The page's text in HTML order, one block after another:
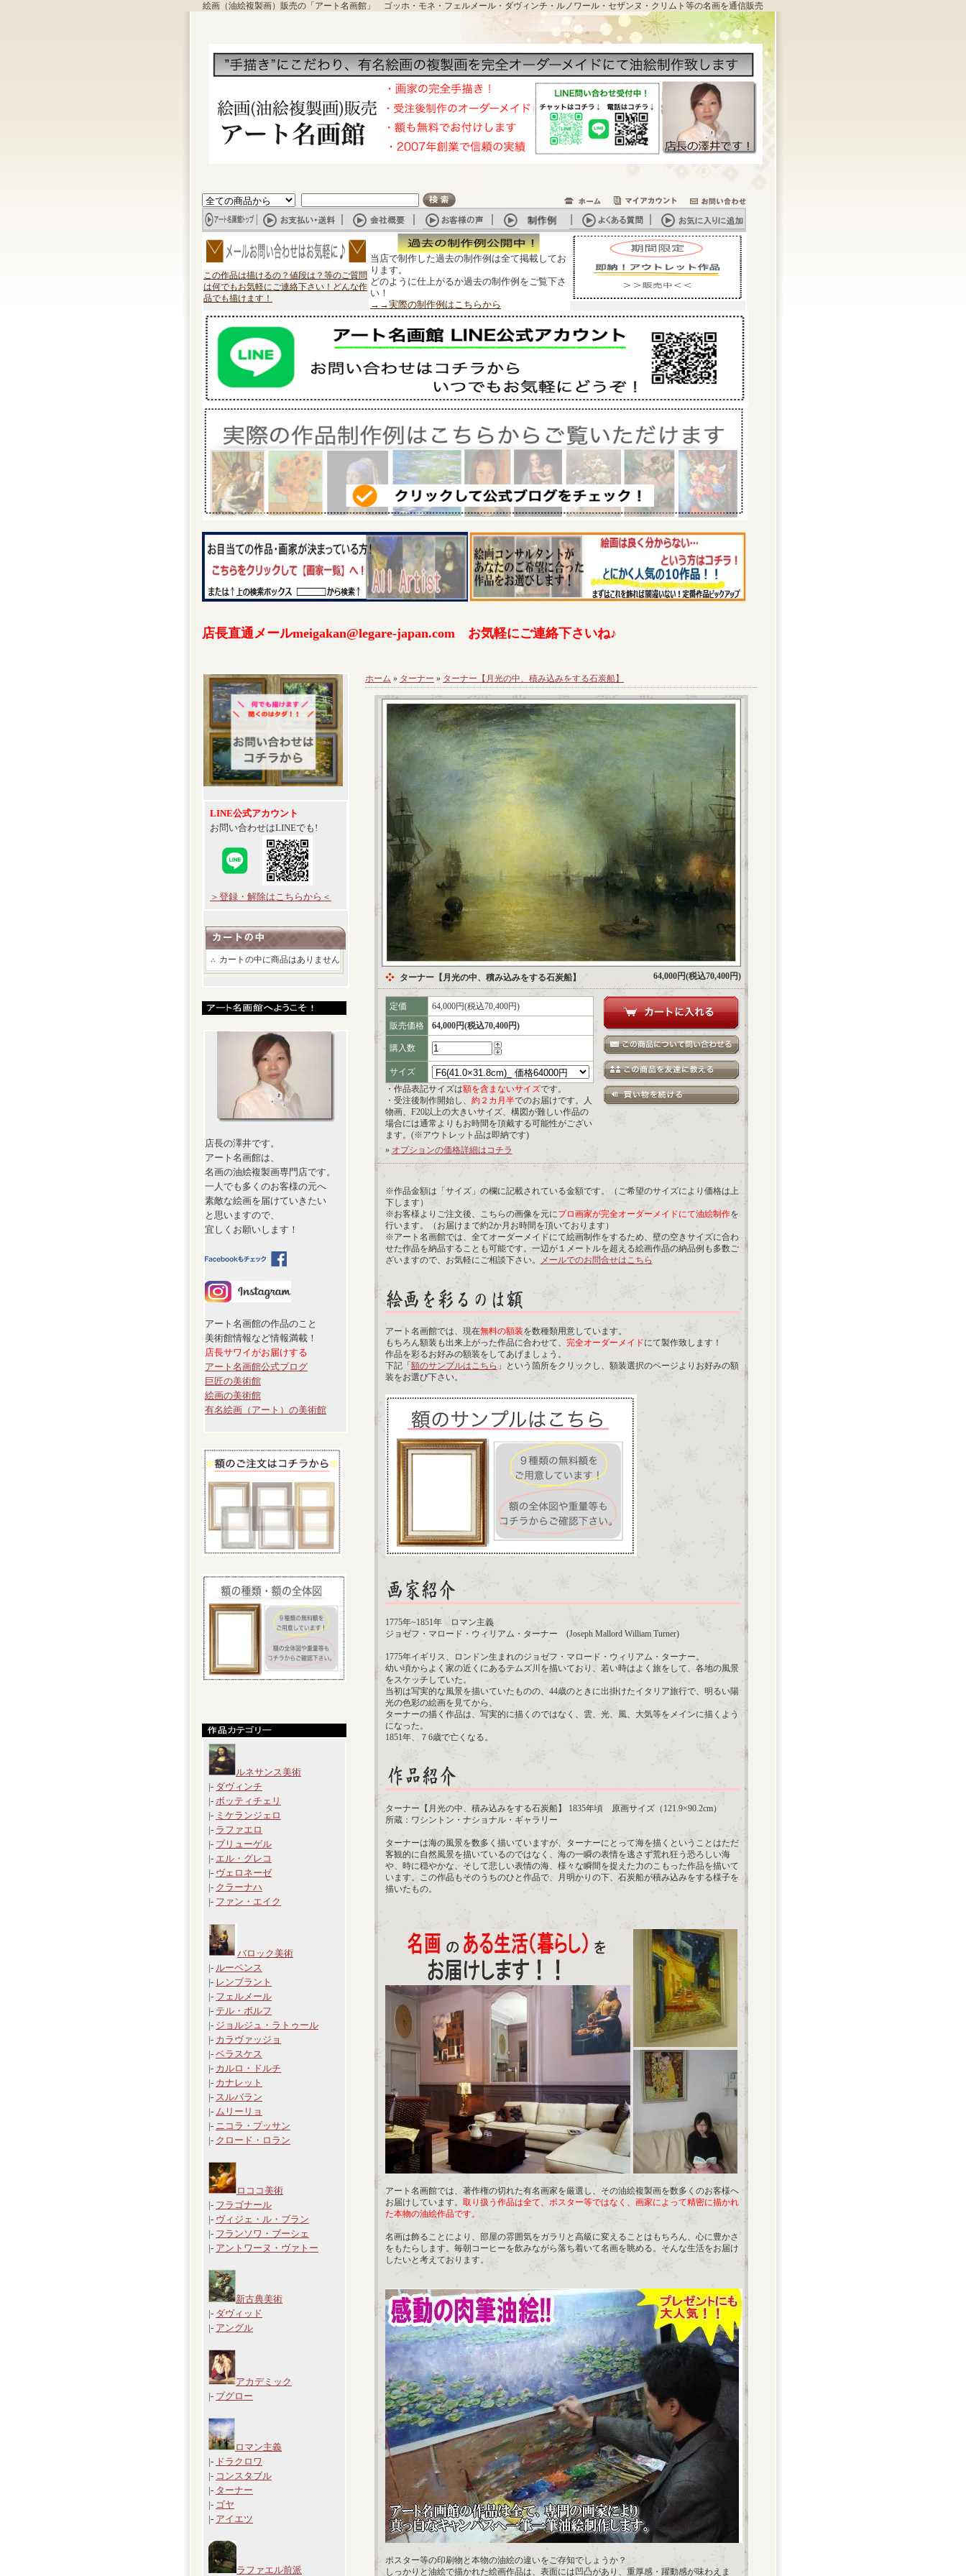
絵画（油絵複製画）販売の「アート名画館」 ゴッホ・モネ・フェルメール・ダヴィンチ・ルノワール・セザンヌ・クリムト等の名画を通信販売
この作品は描けるの？値段は？等のご質問
は何でもお気軽にご連絡下さい！どんな作
品でも描けます！
当店で制作した過去の制作例は全て掲載してお
ります。
どのように仕上がるか過去の制作例をご覧下さ
い！
→→実際の制作例はこちらから
店長直通メールmeigakan@legare-japan.com お気軽にご連絡下さいね♪
LINE公式アカウント
お問い合わせはLINEでも!
＞登録・解除はこちらから＜
カートの中に商品はありません
店長の澤井です。
アート名画館は、
名画の油絵複製画専門店です。
一人でも多くのお客様の元へ
素敵な絵画を届けていきたい
と思いますので、
宜しくお願いします！
アート名画館の作品のこと
美術館情報など情報満載！
店長サワイがお届けする
アート名画館公式ブログ
巨匠の美術館
絵画の美術館
有名絵画（アート）の美術館
ルネサンス美術
|- ダヴィンチ
|- ボッティチェリ
|- ミケランジェロ
|- ラファエロ
|- ブリューゲル
|- エル・グレコ
|- ヴェロネーゼ
|- クラーナハ
|- ファン・エイク
バロック美術
|- ルーベンス
|- レンブラント
|- フェルメール
|- テル・ボルフ
|- ジョルジュ・ラトゥール
|- カラヴァッジョ
|- ベラスケス
|- カルロ・ドルチ
|- カナレット
|- スルバラン
|- ムリーリョ
|- ニコラ・プッサン
|- クロード・ロラン
ロココ美術
|- フラゴナール
|- ヴィジェ・ル・ブラン
|- フランソワ・ブーシェ
|- アントワーヌ・ヴァトー
新古典美術
|- ダヴィッド
|- アングル
アカデミック
|- ブグロー
ロマン主義
|- ドラクロワ
|- コンスタブル
|- ターナー
|- ゴヤ
|- アイエツ
ラファエル前派
ホーム » ターナー » ターナー【月光の中、積み込みをする石炭船】
ターナー【月光の中、積み込みをする石炭船】 64,000円(税込70,400円)
定価
64,000円(税込70,400円)
販売価格
64,000円(税込70,400円)
購入数
サイズ
・作品表記サイズは額を含まないサイズです。
・受注後制作開始し、 約２カ月半でのお届けです。人
物画、F20以上の大きいサイズ、構図が難しい作品の
場合には通常よりもお時間を頂戴する可能性がござい
ます。(※アウトレット品は即納です)
» オプションの価格詳細はコチラ
※作品金額は「サイズ」の欄に記載されている金額です。（ご希望のサイズにより価格は上
下します）
※お客様よりご注文後、こちらの画像を元にプロ画家が完全オーダーメイドにて油絵制作を
行います。（お届けまで約2か月お時間を頂いております）
※アート名画館では、全てオーダーメイドにて絵画制作をするため、壁の空きサイズに合わ
せた作品を納品することも可能です。一辺が１メートルを超える絵画作品の納品例も多数ご
ざいますので、お気軽にご相談下さい。
メールでのお問合せはこちら
アート名画館では、現在無料の額装を数種類用意しています。
もちろん額装も出来上がった作品に合わせて、 完全オーダーメイドにて製作致します！
作品を彩るお好みの額装をしてあげましょう。
下記「 額のサンプルはこちら 」という箇所をクリックし、額装選択のページよりお好みの額
装をお選び下さい。
1775年~1851年 ロマン主義
ジョゼフ・マロード・ウィリアム・ターナー (Joseph Mallord William Turner)
1775年イギリス、ロンドン生まれのジョゼフ・マロード・ウィリアム・ターナー。
幼い頃からよく家の近くにあるテムズ川を描いており、若い時はよく旅をして、各地の風景
をスケッチしていた。
当初は写実的な風景を描いていたものの、44歳のときに出掛けたイタリア旅行で、明るい陽
光の色彩の絵画を見てから、
ターナーの描く作品は、写実的に描くのではなく、雲、光、風、大気等をメインに描くよう
になった。
1851年、７6歳で亡くなる。
ターナー【月光の中、積み込みをする石炭船】 1835年頃 原画サイズ（121.9×90.2cm）
所蔵：ワシントン・ナショナル・ギャラリー
ターナーは海の風景を数多く描いていますが、ターナーにとって海を描くということはただ
客観的に自然風景を描いているのではなく、海の一瞬の表情を逃さず荒れ狂う恐ろしい海
や、時に穏やかな、そして悲しい表情の海、様々な瞬間を捉えた力のこもった作品を描いて
います。この作品もそのうちのひと作品で、月明かりの下、石炭船が積み込みをする様子を
描いたもの。
アート名画館では、著作権の切れた有名画家を厳選し、その油絵複製画を数多くのお客様へ
お届けしています。 取り扱う作品は全て、ポスター等ではなく、画家によって精密に描かれ
た本物の油絵作品です。
名画は飾ることにより、部屋の雰囲気をガラリと高級に変えることはもちろん、心に豊かさ
をもたらします。毎朝コーヒーを飲みながら落ち着いて名画を眺める。そんな生活をお届け
したいと考えております。
ポスター等の印刷物と本物の油絵の違いをご存知でしょうか？
しっかりと油絵で描かれた絵画作品は、表面には凹凸があり、重厚感・躍動感が味わえま